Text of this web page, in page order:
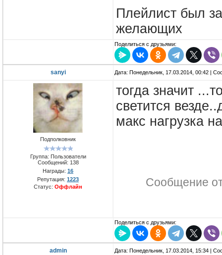
Плейлист был
желающих
Поделиться с друзьями:
sanyi Дата: Понедельник, 17.03.2014, 00:42 |
Подполковник
Группа: Пользователи
Сообщений: 138
Награды: 16
Репутация: 1223
Статус: Оффлайн
тогда значит
светится
макс нагрузка
Сообщение
Поделиться с друзьями:
admin Дата: Понедельник, 17.03.2014, 15:34 |